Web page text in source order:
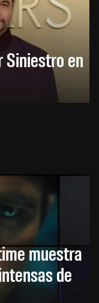
Siniestro en
muestra
de